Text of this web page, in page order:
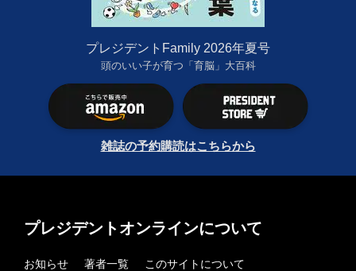
プレジデントFamily 2026年夏号
頭のいい子が育つ「育脳」大百科
雑誌の予約購読はこちらから
プレジデントオンラインについて
お知らせ 著者一覧
このサイトについて